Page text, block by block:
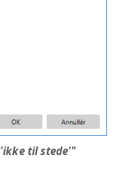
til stede'"